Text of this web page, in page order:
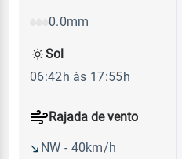
0.0mm
Rajada de vento
NW - 40km/h
Sol
06:42h às 17:55h